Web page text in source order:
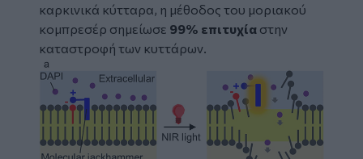
καρκινικά κύτταρα, η μέθοδος του μοριακού
κομπρεσέρ σημείωσε 99% επιτυχία στην
καταστροφή των κυττάρων.